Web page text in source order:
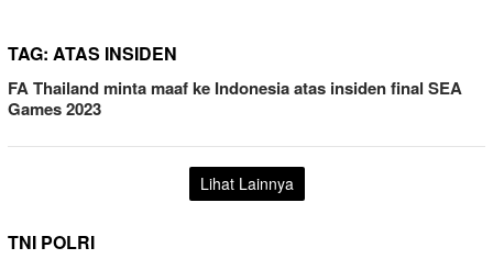
TAG: ATAS INSIDEN
FA Thailand minta maaf ke Indonesia atas insiden final SEA
Games 2023
Lihat Lainnya
TNI POLRI